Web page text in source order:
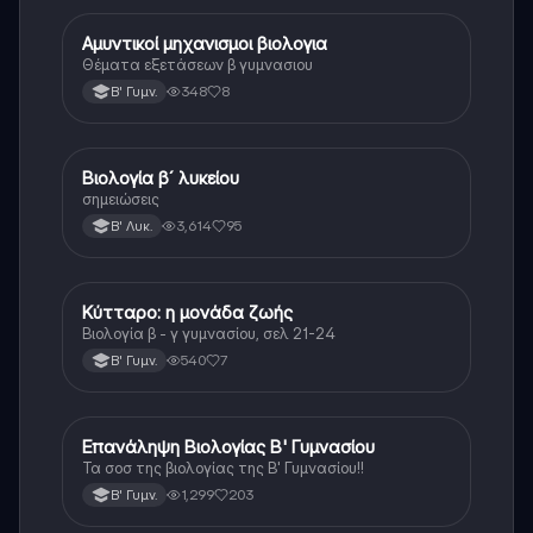
Βιολογία
Αμυντικοί μηχανισμοι βιολογια
Θέματα εξετάσεων β γυμνασιου
Β' Γυμν. 348 8
Βιολογία
Βιολογία β´ λυκείου
σημειώσεις
Β' Λυκ. 3,614 95
Βιολογία
Κύτταρο: η μονάδα ζωής
Βιολογία β - γ γυμνασίου, σελ 21-24
Β' Γυμν. 540 7
Βιολογία
Επανάληψη Βιολογίας Β' Γυμνασίου
Τα σοσ της βιολογίας της Β' Γυμνασίου!!
Β' Γυμν. 1,299 203